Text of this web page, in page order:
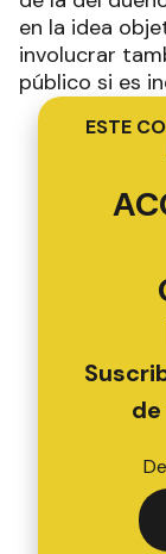
en la idea
involucrar
público si es
ESTE